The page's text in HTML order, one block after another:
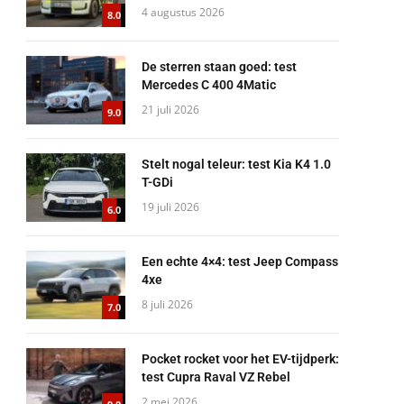
8.0 4 augustus 2026
9.0
De sterren staan goed: test
Mercedes C 400 4Matic
21 juli 2026
6.0
Stelt nogal teleur: test Kia K4 1.0
T-GDi
19 juli 2026
7.0
Een echte 4×4: test Jeep Compass
4xe
8 juli 2026
Pocket rocket voor het EV-tijdperk:
test Cupra Raval VZ Rebel